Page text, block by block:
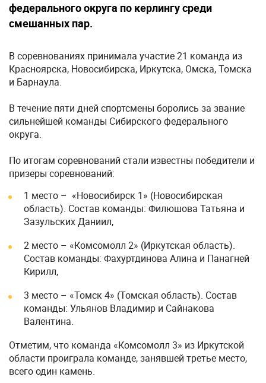
федерального округа по керлингу среди
смешанных пар.
В соревнованиях принимала участие 21 команда из
Красноярска, Новосибирска, Иркутска, Омска, Томска
и Барнаула.
В течение пяти дней спортсмены боролись за звание
сильнейшей команды Сибирского федерального
округа.
По итогам соревнований стали известны победители и
призеры соревнований:
1 место – «Новосибирск 1» (Новосибирская
область). Состав команды: Филюшова Татьяна и
Зазульских Даниил,
2 место – «Комсомолл 2» (Иркутская область).
Состав команды: Фахуртдинова Алина и Панагней
Кирилл,
3 место – «Томск 4» (Томская область). Состав
команды: Ульянов Владимир и Сайнакова
Валентина.
Отметим, что команда «Комсомолл 3» из Иркутской
области проиграла команде, занявшей третье место,
всего один камень.